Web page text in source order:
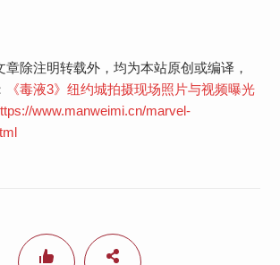
章除注明转载外，均为本站原创或编译，
《毒液3》纽约城拍摄现场照片与视频曝光
www.manweimi.cn/marvel-